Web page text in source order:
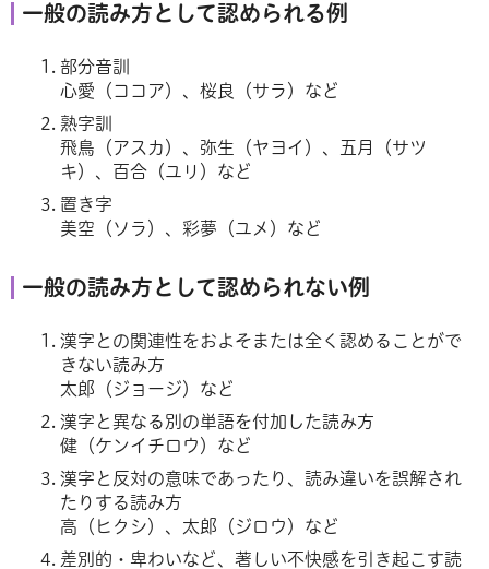
一般の読み方として認められる例
部分音訓
心愛（ココア）、桜良（サラ）など
熟字訓
飛鳥（アスカ）、弥生（ヤヨイ）、五月（サツ
キ）、百合（ユリ）など
置き字
美空（ソラ）、彩夢（ユメ）など
一般の読み方として認められない例
漢字との関連性をおよそまたは全く認めることがで
きない読み方
太郎（ジョージ）など
漢字と異なる別の単語を付加した読み方
健（ケンイチロウ）など
漢字と反対の意味であったり、読み違いを誤解され
たりする読み方
高（ヒクシ）、太郎（ジロウ）など
差別的・卑わいなど、著しい不快感を引き起こす読